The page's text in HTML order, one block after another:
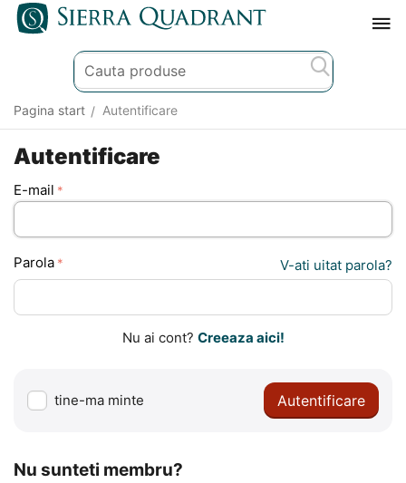
Pagina start / Autentificare
Autentificare
E-mail
Parola V-ati uitat parola?
Nu ai cont? Creeaza aici!
tine-ma minte Autentificare
Nu sunteti membru?